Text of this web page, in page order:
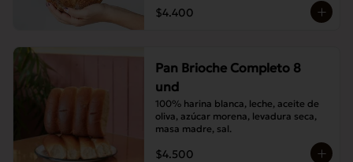
$4.400
Pan Brioche Completo 8
und
100% harina blanca, leche, aceite de
oliva, azúcar morena, levadura seca,
masa madre, sal.
$4.500